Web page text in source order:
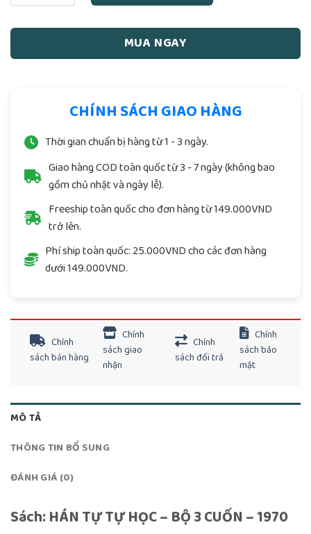
MUA NGAY
CHÍNH SÁCH GIAO HÀNG
Thời gian chuẩn bị hàng từ 1 - 3 ngày.
Giao hàng COD toàn quốc từ 3 - 7 ngày (không bao
gồm chủ nhật và ngày lễ).
Freeship toàn quốc cho đơn hàng từ 149.000VND
trở lên.
Phí ship toàn quốc: 25.000VND cho các đơn hàng
dưới 149.000VND.
Chính
sách bán hàng
Chính
sách giao
nhận
Chính
sách đổi trả
Chính
sách bảo
mật
MÔ TẢ
THÔNG TIN BỔ SUNG
ĐÁNH GIÁ (0)
Sách: HÁN TỰ TỰ HỌC – BỘ 3 CUỐN – 1970